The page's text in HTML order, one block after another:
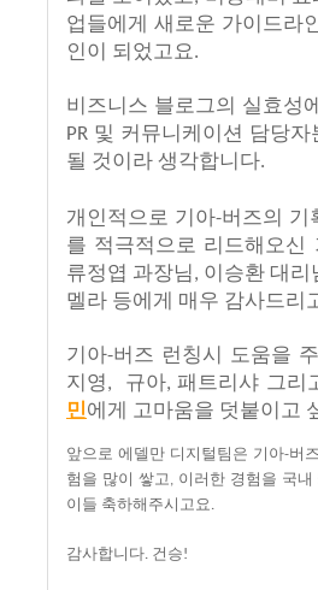
업들에게
새로운 가이드라
인이
되었고요.
비즈니스 블로그의 실효성에
PR 및 커뮤니케이션 담당자
될 것이라 생각합니다.
개인적으로 기아-버즈의 기
를 적극적으로 리드해오신
류정엽 과장님, 이승환 대리
멜라 등에게 매우 감사드리
기아-버즈 런칭시 도움을
지영, 규아,패트리샤 그리
민에게 고마움을 덧붙이고
앞으로 에델만 디지털팀은 기아-버
험을 많이 쌓고 이러한 경험을 국내
이들 축하해주시고요
감사합니다 건승!